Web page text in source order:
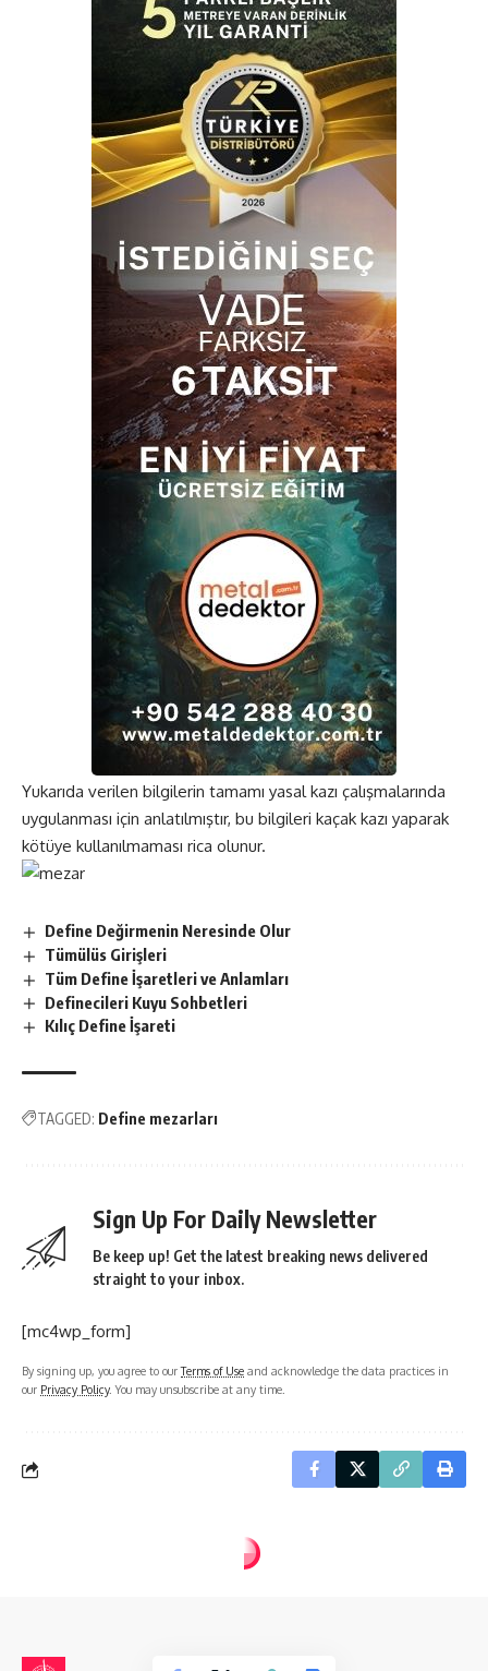
Yukarıda verilen bilgilerin tamamı yasal kazı çalışmalarında
uygulanması için anlatılmıştır, bu bilgileri kaçak kazı yaparak
kötüye kullanılmaması rica olunur.
Define Değirmenin Neresinde Olur
Tümülüs Girişleri
Tüm Define İşaretleri ve Anlamları
Definecileri Kuyu Sohbetleri
Kılıç Define İşareti
TAGGED: Define mezarları
Sign Up For Daily Newsletter
Be keep up! Get the latest breaking news delivered
straight to your inbox.
[mc4wp_form]
By signing up, you agree to ourTerms of Use and acknowledge the data practices in
our Privacy Policy. You may unsubscribe at any time.